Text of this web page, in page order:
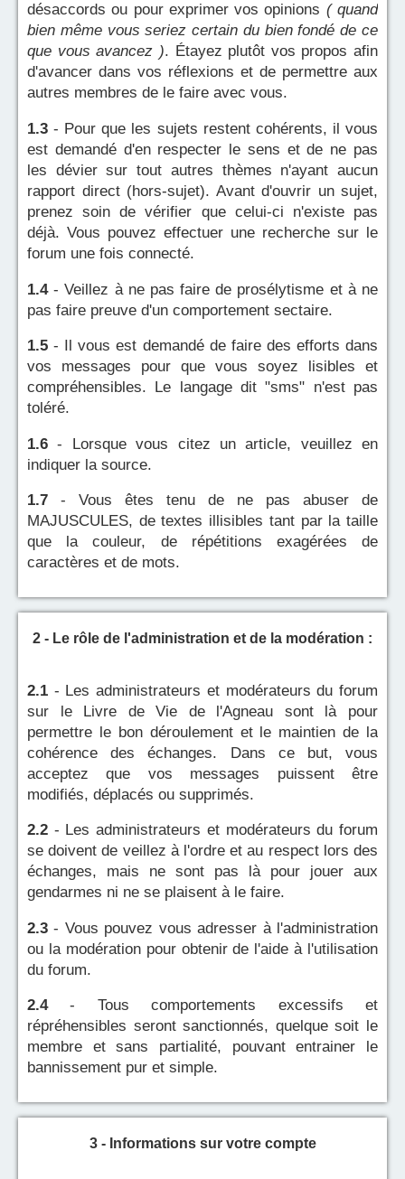
désaccords ou pour exprimer vos opinions ( quand
bien même vous seriez certain du bien fondé de ce
que vous avancez ). Étayez plutôt vos propos afin
d'avancer dans vos réflexions et de permettre aux
autres membres de le faire avec vous.
1.3 - Pour que les sujets restent cohérents, il vous
est demandé d'en respecter le sens et de ne pas
les dévier sur tout autres thèmes n'ayant aucun
rapport direct (hors-sujet). Avant d'ouvrir un sujet,
prenez soin de vérifier que celui-ci n'existe pas
déjà. Vous pouvez effectuer une recherche sur le
forum une fois connecté.
1.4- Veillez à ne pas faire de prosélytisme et à ne
pas faire preuve d'un comportement sectaire.
1.5 - Il vous est demandé de faire des efforts dans
vos messages pour que vous soyez lisibles et
compréhensibles. Le langage dit "sms" n'est pas
toléré.
1.6 - Lorsque vous citez un article, veuillez en
indiquer la source.
1.7 - Vous êtes tenu de ne pas abuser de
MAJUSCULES, de textes illisibles tant par la taille
que la couleur, de répétitions exagérées de
caractères et de mots.
2 - Le rôle de l'administration et de la modération :
2.1 - Les administrateurs et modérateurs du forum
sur le Livre de Vie de l'Agneau sont là pour
permettre le bon déroulement et le maintien de la
cohérence des échanges. Dans ce but, vous
acceptez que vos messages puissent être
modifiés, déplacés ou supprimés.
2.2 - Les administrateurs et modérateurs du forum
se doivent de veillez à l'ordre et au respect lors des
échanges, mais ne sont pas là pour jouer aux
gendarmes ni ne se plaisent à le faire.
2.3 - Vous pouvez vous adresser à l'administration
ou la modération pour obtenir de l'aide à l'utilisation
du forum.
2.4- Tous comportements excessifs et
répréhensibles seront sanctionnés, quelque soit le
membre et sans partialité, pouvant entrainer le
bannissement pur et simple.
3 - Informations sur votre compte